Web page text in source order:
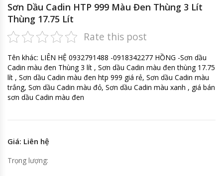
Sơn Dầu Cadin HTP 999 Màu Đen Thùng 3 Lít
Thùng 17.75 Lít
Rate this post
Tên khác: LIÊN HỆ 0932791488 -0918342277 HỒNG -Sơn dầu
Cadin màu đen Thùng 3 lít , Sơn dầu Cadin màu đen thùng 17.75
lít , Sơn dầu Cadin màu đen htp 999 giá rẻ, Sơn dầu Cadin màu
trắng, Sơn dầu Cadin màu đỏ, Sơn dầu Cadin màu xanh , giá bán
sơn dầu Cadin màu đen
Giá: Liên hệ
Trọng lượng: